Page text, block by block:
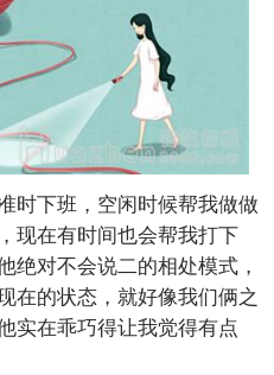
时下班，空闲时候帮我做做
现在有时间也会帮我打下
绝对不会说二的相处模式，
在的状态，就好像我们俩之
实在乖巧得让我觉得有点